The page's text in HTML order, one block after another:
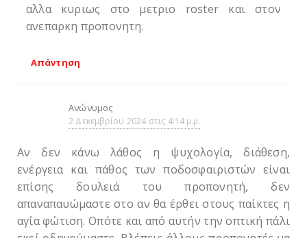
αλλα κυριως στο μετριο roster και στον
ανεπαρκη προπονητη.
Απάντηση
Ανώνυμος
2 Δεκεμβρίου 2024 στις 4:14 μ.μ.
Αν δεν κάνω λάθος η ψυχολογία, διάθεση,
ενέργεια και πάθος των ποδοσφαιριστών είναι
επίσης δουλειά του προπονητή, δεν
απαναπαυώμαστε στο αν θα έρθει στους παίκτες η
αγία φώτιση. Οπότε και από αυτήν την οπτική πάλι